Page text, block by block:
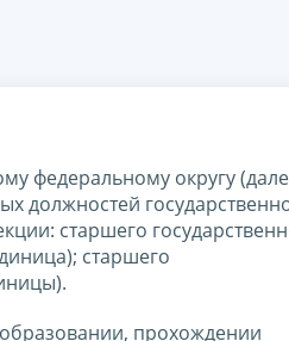
федеральному округу
должностей
старшего
старшего
прохождении